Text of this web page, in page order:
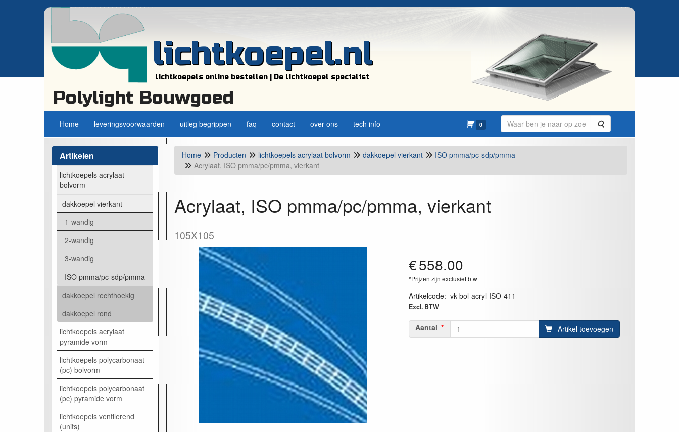
lichtkoepel.nl
lichtkoepels online bestellen | De lichtkoepel specialist
Polylight Bouwgoed
Home leveringsvoorwaarden uitleg begrippen faq contact over ons tech info 0 Zoeken
Artikelen
lichtkoepels acrylaat
bolvorm
dakkoepel vierkant
1-wandig
2-wandig
3-wandig
ISO pmma/pc-sdp/pmma
dakkoepel rechthoekig
dakkoepel rond
lichtkoepels acrylaat
pyramide vorm
lichtkoepels polycarbonaat
(pc) bolvorm
lichtkoepels polycarbonaat
(pc) pyramide vorm
lichtkoepels ventilerend
(units)
Home Producten lichtkoepels acrylaat bolvorm dakkoepel vierkant
ISO pmma/pc-sdp/pmma
Acrylaat, ISO pmma/pc/pmma, vierkant
Acrylaat, ISO pmma/pc/pmma, vierkant
105X105
€558.00
*Prijzen zijn exclusief btw
Artikelcode: vk-bol-acryl-ISO-411
Excl. BTW
Aantal Artikel toevoegen